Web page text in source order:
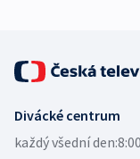
Divácké centrum
každý všední den: